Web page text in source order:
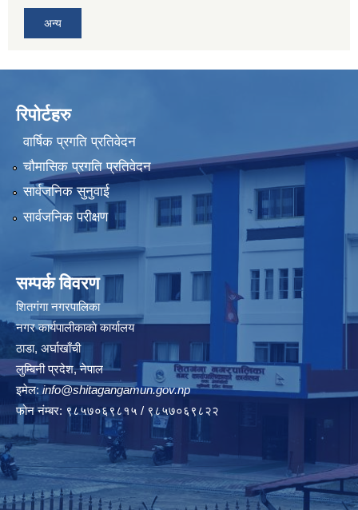
अन्य
रिपोर्टहरु
वार्षिक प्रगति प्रतिवेदन
चौमासिक प्रगति प्रतिवेदन
सार्वजनिक सुनुवाई
सार्वजनिक परीक्षण
सम्पर्क विवरण
शितगंगा नगरपालिका
नगर कार्यपालीकाकाे कार्यालय
ठाडा, अर्घाखाँची
लुम्बिनी प्रदेश, नेपाल
इमेल: info@shitagangamun.gov.np
फोन नंम्बर: ९८५७०६९८१५ / ९८५७०६९८२२